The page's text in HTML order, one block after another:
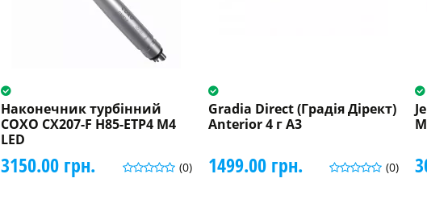
Наконечник турбінний
COXO CX207-F H85-ETP4 M4
LED
(0)
3150.00 грн.
Gradia Direct (Градія Дірект)
Anterior 4 г A3
(0)
1499.00 грн.